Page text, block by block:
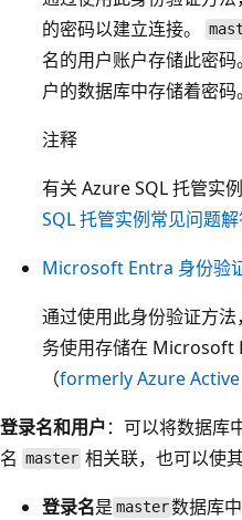
的密码以建立连接。
名的用户账户存储此密码
户的数据库中存储着密码。
注释
有关 Azure SQL 托管实
SQL 托管实例常见问题
Microsoft Entra 身份验
通过使用此身份验证方
务使用存储在 Microsoft
（formerly Azure
登录名和用户：可以将数据库
名 master 相关联，也可以使
登录名是 master数据库